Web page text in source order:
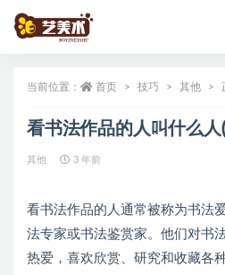
当前位置： 首页 技巧 其他
看书法作品的人叫什么
其他 3 年前
看书法作品的人通常被称为书法
法专家或书法鉴赏家。他们对书
热爱，喜欢欣赏、研究和收藏各